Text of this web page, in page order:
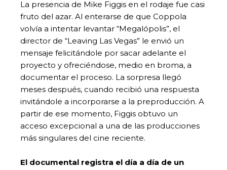
La presencia de Mike Figgis en el rodaje fue casi
fruto del azar. Al enterarse de que Coppola
volvía a intentar levantar “Megalópolis”, el
director de “Leaving Las Vegas” le envió un
mensaje felicitándole por sacar adelante el
proyecto y ofreciéndose, medio en broma, a
documentar el proceso. La sorpresa llegó
meses después, cuando recibió una respuesta
invitándole a incorporarse a la preproducción. A
partir de ese momento, Figgis obtuvo un
acceso excepcional a una de las producciones
más singulares del cine reciente.
El documental registra el día a día de un